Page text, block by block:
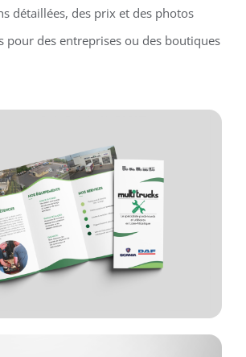
détaillées, des prix et des photos
pour des entreprises ou des boutiques